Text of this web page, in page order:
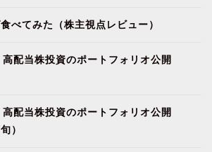
べてみた（株主視点レビュー）
高配当株投資のポートフォリオ公開
高配当株投資のポートフォリオ公開
）